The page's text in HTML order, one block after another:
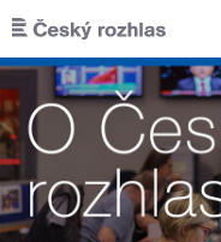
Přejít k hlavnímu obsahu